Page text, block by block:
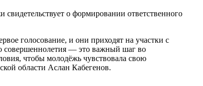
о формировании ответственного
голосование, и они приходят на участки с
совершеннолетия — это важный шаг во
чтобы молодёжь чувствовала свою
области Аслан Кабегенов.